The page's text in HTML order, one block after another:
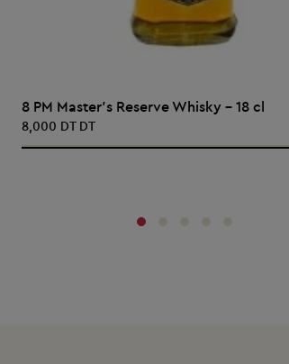
AJOUTER AU PANIER
8 PM Master's Reserve Whisky - 18 cl
8,000 DT DT